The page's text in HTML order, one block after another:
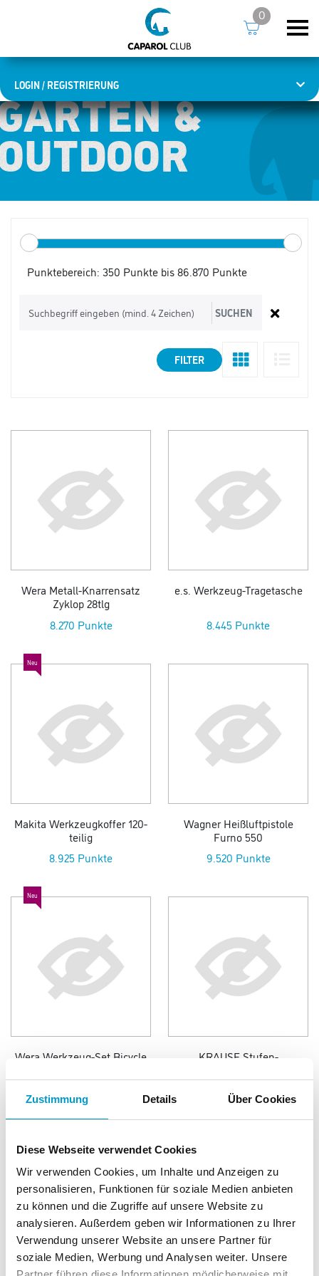
Zustimmung Details Über Cookies
Diese Webseite verwendet Cookies
Wir verwenden Cookies, um Inhalte und Anzeigen zu
personalisieren, Funktionen für soziale Medien anbieten
zu können und die Zugriffe auf unsere Website zu
analysieren. Außerdem geben wir Informationen zu Ihrer
Verwendung unserer Website an unsere Partner für
soziale Medien, Werbung und Analysen weiter. Unsere
LOGIN / REGISTRIERUNG
0
&
&
Punktebereich: 350 Punkte bis 86.870 Punkte
SUCHEN
FILTER
Wera Metall-Knarrensatz
Zyklop 28tlg
8.270 Punkte
e.s. Werkzeug-Tragetasche
8.445 Punkte
Neu
Makita Werkzeugkoffer 120-
teilig
8.925 Punkte
Wagner Heißluftpistole
Furno 550
9.520 Punkte
Neu
Wera Werkzeug-Set Bicycle
KRAUSE Stufen-
10.470 Punkte